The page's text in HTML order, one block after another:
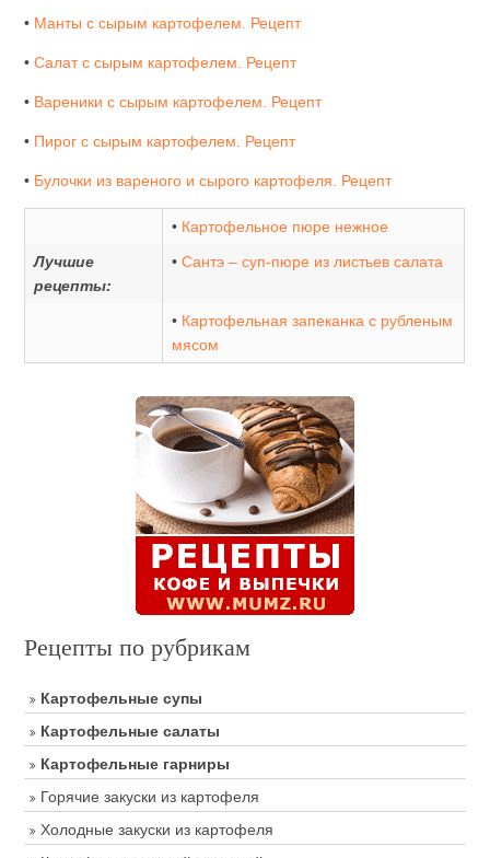
• Манты с сырым картофелем. Рецепт
•Салат с сырым картофелем. Рецепт
• Вареники с сырым картофелем. Рецепт
• Пирог с сырым картофелем. Рецепт
• Булочки из вареного и сырого картофеля. Рецепт
• Картофельное пюре нежное
Лучшие
рецепты:
•Сантэ – суп-пюре из листьев салата
• Картофельная запеканка с рубленым
мясом
Рецепты по рубрикам
Картофельные супы
Картофельные салаты
Картофельные гарниры
Горячие закуски из картофеля
Холодные закуски из картофеля